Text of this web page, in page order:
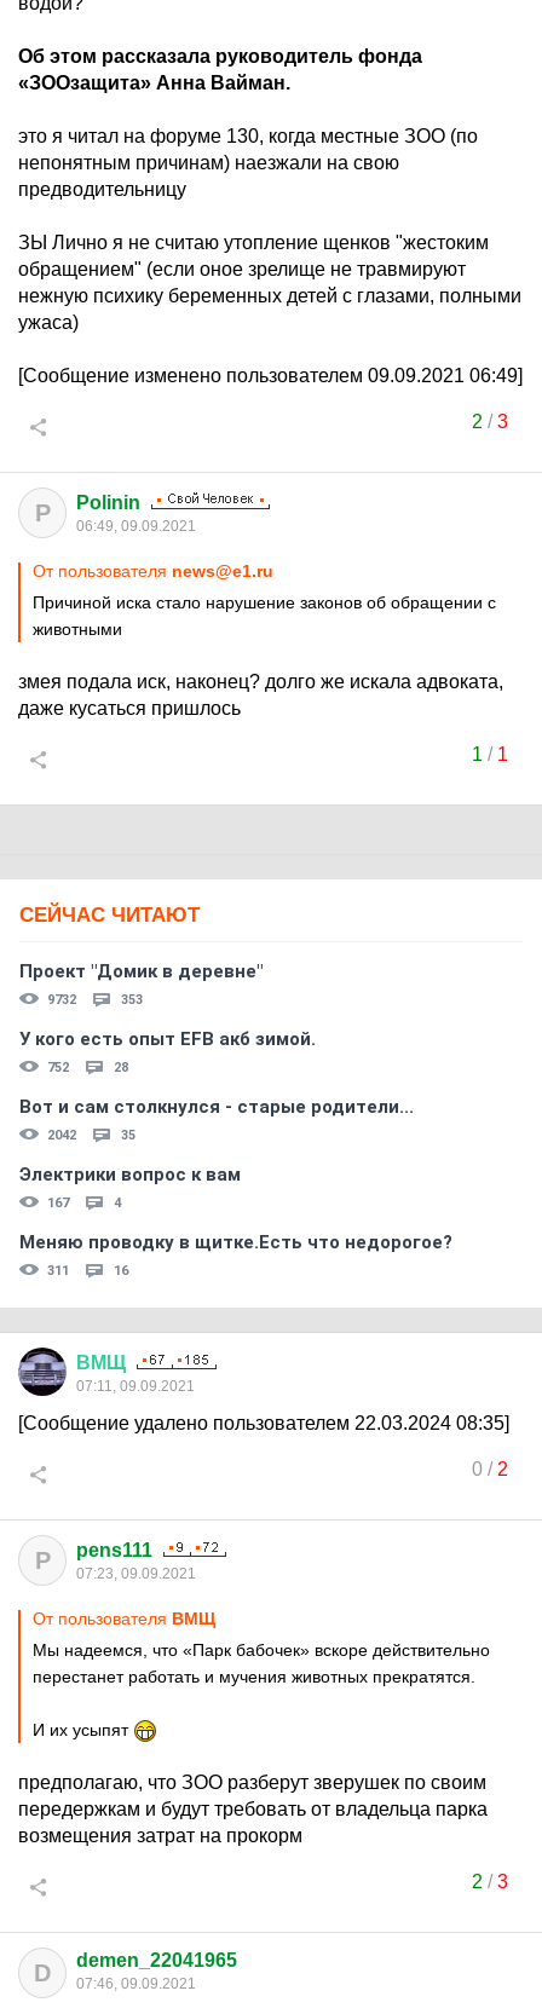
Об этом рассказала руководитель фонда
«ЗООзащита» Анна Вайман.
это я читал на форуме 130, когда местные ЗОО (по
непонятным причинам) наезжали на свою
предводительницу
ЗЫ Лично я не считаю утопление щенков "жестоким
обращением" (если оное зрелище не травмируют
нежную психику беременных детей с глазами, полными
ужаса)
[Сообщение изменено пользователем 09.09.2021 06:49]
2 /3
P Polinin
06:49, 09.09.2021
От пользователя news@e1.ru
Причиной иска стало нарушение законов об обращении с
животными
змея подала иск, наконец? долго же искала адвоката,
даже кусаться пришлось
1 / 1
СЕЙЧАС ЧИТАЮТ
Проект "Домик в деревне"
9732 353
У кого есть опыт EFB акб зимой.
752 28
Вот и сам столкнулся - старые родители...
2042 35
Электрики вопрос к вам
167 4
Меняю проводку в щитке.Есть что недорогое?
311 16
ВМЩ
07:11, 09.09.2021
[Сообщение удалено пользователем 22.03.2024 08:35]
0/ 2
P pens111
07:23, 09.09.2021
От пользователя ВМЩ
Мы надеемся, что «Парк бабочек» вскоре действительно
перестанет работать и мучения животных прекратятся.
И их усыпят
предполагаю, что ЗОО разберут зверушек по своим
передержкам и будут требовать от владельца парка
возмещения затрат на прокорм
2 /3
D demen_22041965
07:46, 09.09.2021